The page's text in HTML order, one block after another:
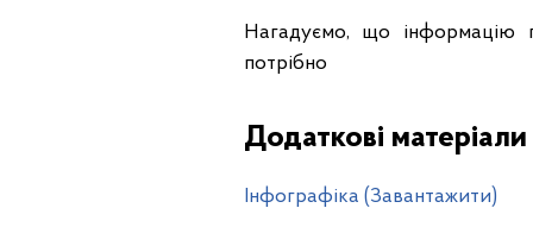
Нагадуємо, що інформацію
потрібно
Додаткові матеріали
Інфографіка (Завантажити)